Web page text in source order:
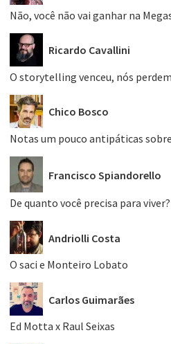
Não, você não vai ganhar na
Ricardo Cavallini
O storytelling venceu, nós
Chico Bosco
Notas um pouco antipáticas
Francisco Spiandorello
De quanto você precisa para viver?
Andriolli Costa
O saci e Monteiro Lobato
Carlos Guimarães
Ed Motta x Raul Seixas